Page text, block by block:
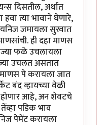
दिसतील, अर्थात
हवा त्या भावाने घेणारे,
जमायला सुरवात
ही दहा माणस
फळे उचलायला
उचलत असतात
पे करायला जात
बंद व्हायच्या वेळी
आहे, अन शेवटचे
पडिक भाव
पेमेंट करायला